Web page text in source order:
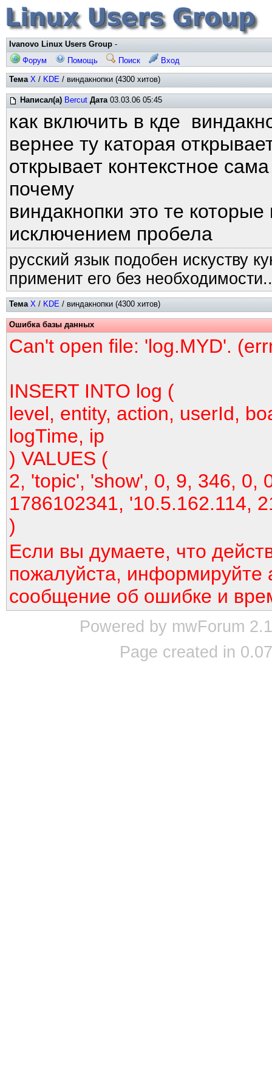
Ivanovo Linux Users Group -
Форум
Помощь Поиск Вход
Тема X / KDE / виндакнопки (4300 хитов)
Написал(а) Bercut Дата03.03.06 05:45
как включить в кде
вернее ту каторая
открывает контекстное
почему
виндакнопки это те
исключением пробела
русский язык подобен искуству
применит его без
Тема X / KDE / виндакнопки (4300 хитов)
Ошибка базы данных
Can't open file: 'log.MYD'.
INSERT INTO log (
level, entity, action, userId,
logTime, ip
) VALUES (
2, 'topic', 'show', 0, 9, 346, 0,
1786102341, '10.5.162.114,
)
Если вы думаете, что
пожалуйста, информируйте
сообщение об ошибке и
Powered by mwForum
Page created in